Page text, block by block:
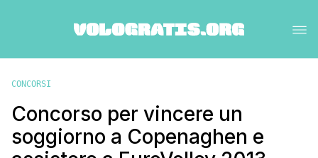
CONCORSI
Concorso per vincere un
soggiorno a Copenaghen e